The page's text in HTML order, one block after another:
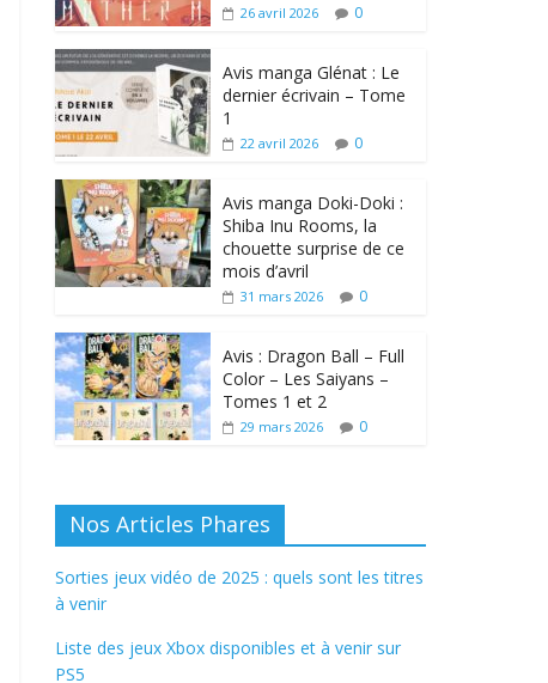
26 avril 2026 0
Avis manga Glénat : Le
dernier écrivain – Tome
1
22 avril 2026 0
Avis manga Doki-Doki :
Shiba Inu Rooms, la
chouette surprise de ce
mois d’avril
31 mars 2026 0
Avis : Dragon Ball – Full
Color – Les Saiyans –
Tomes 1 et 2
29 mars 2026 0
Nos Articles Phares
Sorties jeux vidéo de 2025 : quels sont les titres
à venir
Liste des jeux Xbox disponibles et à venir sur
PS5